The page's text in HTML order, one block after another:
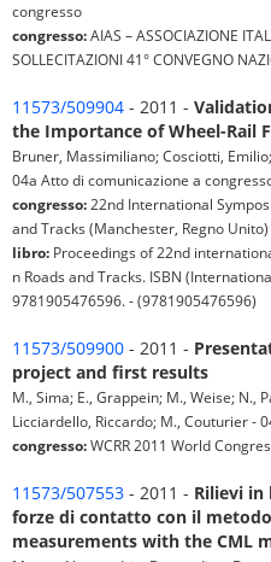
congresso
congresso:AIAS – ASSOCIAZIONE
SOLLECITAZIONI 41° CONVEGNO
11573/509904 - 2011 -
the Importance of Wheel-Rail
Bruner, Massimiliano; Cosciotti,
04a Atto di comunicazione a
congresso: 22nd International
and Tracks (Manchester, Regno Unito)
libro: Proceedings of 22nd
n Roads and Tracks. ISBN
9781905476596. - (9781905476596)
11573/509900 - 2011 -
project and first results
M., Sima; E., Grappein; M., Weise; N.,
Licciardello, Riccardo; M., Couturier -
congresso:WCRR 2011 World
11573/507553 - 2011 - Rilievi in
forze di contatto con il
measurements with the CML